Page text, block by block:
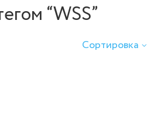
“WSS”
Сортировка